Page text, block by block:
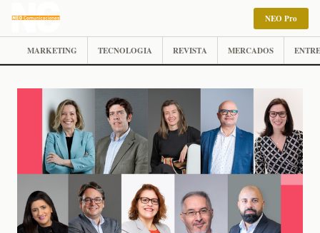
NEO Pro
MARKETING TECNOLOGIA REVISTA MERCADOS